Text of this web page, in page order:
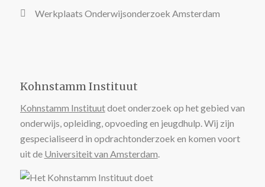
Werkplaats Onderwijsonderzoek Amsterdam
Kohnstamm Instituut
Kohnstamm Instituutdoet onderzoek op het gebied van
onderwijs, opleiding, opvoeding en jeugdhulp. Wij zijn
gespecialiseerd in opdrachtonderzoek en komen voort
uit de Universiteit van Amsterdam.